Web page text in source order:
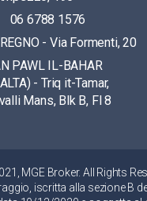
06 6788 1576
- Via Formenti, 20
PAWL IL-BAHAR
- Triq it-Tamar,
Mans, Blk B, Fl 8
MGE Broker. All Rights
iscritta alla sezione B